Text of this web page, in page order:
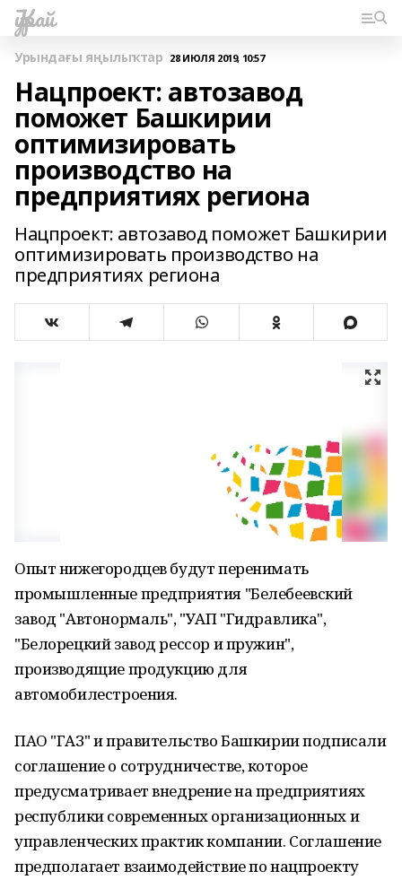
Ҡурай
Урындағы яңылыҡтар 28 ИЮЛЯ 2019, 10:57
Нацпроект: автозавод
поможет Башкирии
оптимизировать
производство на
предприятиях региона
Нацпроект: автозавод поможет Башкирии
оптимизировать производство на
предприятиях региона
Опыт нижегородцев будут перенимать
промышленные предприятия "Белебеевский
завод "Автонормаль", "УАП "Гидравлика",
"Белорецкий завод рессор и пружин",
производящие продукцию для
автомобилестроения.
ПАО "ГАЗ" и правительство Башкирии подписали
соглашение о сотрудничестве, которое
предусматривает внедрение на предприятиях
республики современных организационных и
управленческих практик компании. Соглашение
предполагает взаимодействие по нацпроекту